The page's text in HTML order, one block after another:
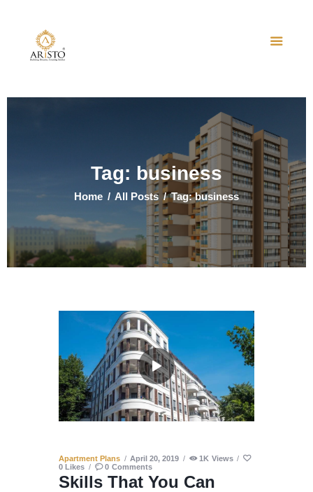
Tag: business
Home All Posts Tag: business
Contact Us
Apartment Plans April 20, 2019 1K Views
0 Likes 0 Comments
Skills That You Can